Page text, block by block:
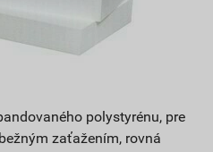
polystyrénu, pre
zaťažením, rovná